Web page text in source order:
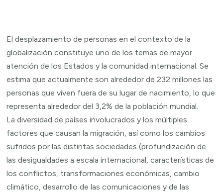
El desplazamiento de personas en el contexto de la
globalización constituye uno de los temas de mayor
atención de los Estados y la comunidad internacional. Se
estima que actualmente son alrededor de 232 millones las
personas que viven fuera de su lugar de nacimiento, lo que
representa alrededor del 3,2% de la población mundial.
La diversidad de países involucrados y los múltiples
factores que causan la migración, así como los cambios
sufridos por las distintas sociedades (profundización de
las desigualdades a escala internacional, características de
los conflictos, transformaciones económicas, cambio
climático, desarrollo de las comunicaciones y de las